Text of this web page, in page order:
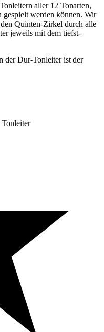
aller 12 Tonarten,
werden können. Wir
Quinten-Zirkel durch alle
jeweils mit dem tiefst-
der Dur-Tonleiter ist der